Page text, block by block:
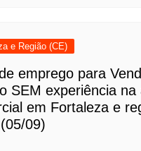
e Região (CE)
emprego para
SEM experiência na
em Fortaleza e
09)